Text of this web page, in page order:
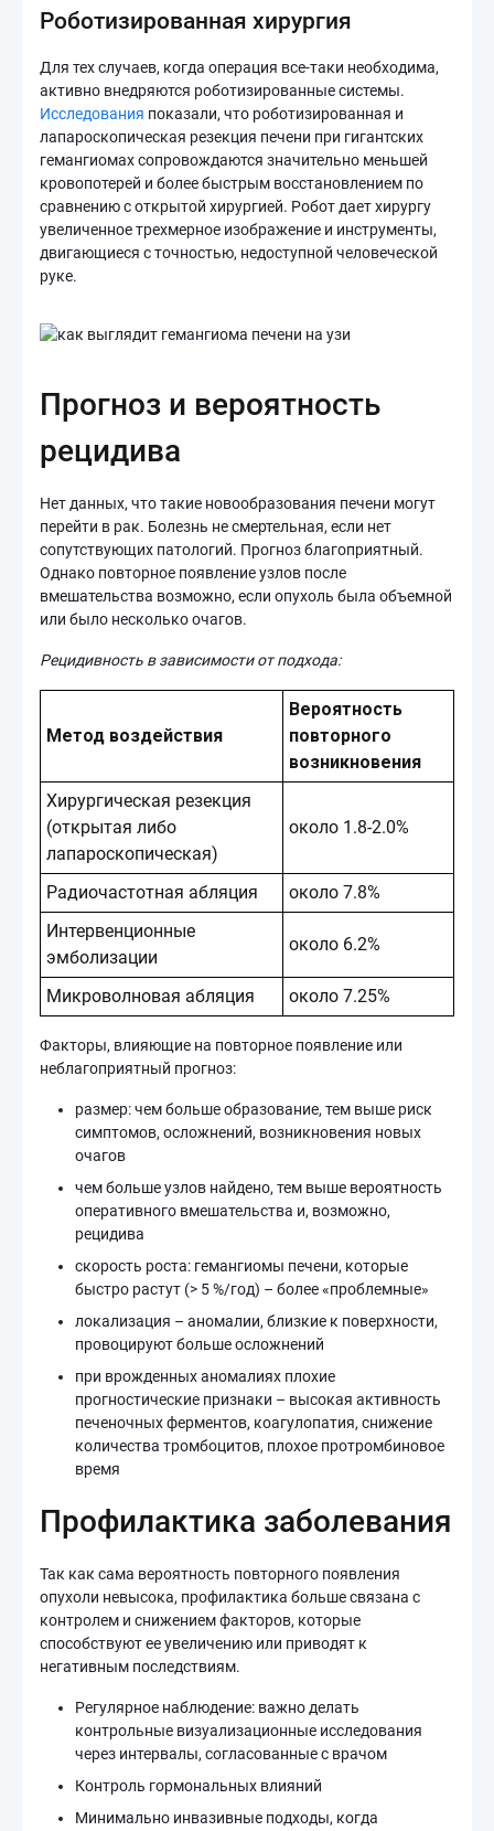
Роботизированная хирургия
Для тех случаев, когда операция все-таки необходима,
активно внедряются роботизированные системы.
Исследования показали, что роботизированная и
лапароскопическая резекция печени при гигантских
гемангиомах сопровождаются значительно меньшей
кровопотерей и более быстрым восстановлением по
сравнению с открытой хирургией. Робот дает хирургу
увеличенное трехмерное изображение и инструменты,
двигающиеся с точностью, недоступной человеческой
руке.
Прогноз и вероятность
рецидива
Нет данных, что такие новообразования печени могут
перейти в рак. Болезнь не смертельная, если нет
сопутствующих патологий. Прогноз благоприятный.
Однако повторное появление узлов после
вмешательства возможно, если опухоль была объемной
или было несколько очагов.
Рецидивность в зависимости от подхода:
Метод воздействия
Вероятность
повторного
возникновения
Хирургическая резекция
(открытая либо
лапароскопическая)
около 1.8-2.0%
Радиочастотная абляция
около 7.8%
Интервенционные
эмболизации
около 6.2%
Микроволновая абляция около 7.25%
Факторы, влияющие на повторное появление или
неблагоприятный прогноз:
размер: чем больше образование, тем выше риск
симптомов, осложнений, возникновения новых
очагов
чем больше узлов найдено, тем выше вероятность
оперативного вмешательства и, возможно,
рецидива
скорость роста: гемангиомы печени, которые
быстро растут (> 5 %/год) – более «проблемные»
локализация – аномалии, близкие к поверхности,
провоцируют больше осложнений
при врожденных аномалиях плохие
прогностические признаки – высокая активность
печеночных ферментов, коагулопатия, снижение
количества тромбоцитов, плохое протромбиновое
время
Профилактика заболевания
Так как сама вероятность повторного появления
опухоли невысока, профилактика больше связана с
контролем и снижением факторов, которые
способствуют ее увеличению или приводят к
негативным последствиям.
Регулярное наблюдение: важно делать
контрольные визуализационные исследования
через интервалы, согласованные с врачом
Контроль гормональных влияний
Минимально инвазивные подходы, когда